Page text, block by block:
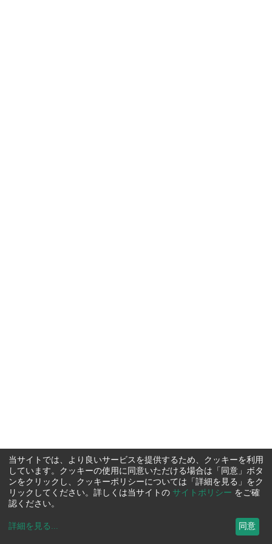
当サイトでは、より良いサービスを提供するため、クッキーを利用
しています。クッキーの使用に同意いただける場合は「同意」ボタ
ンをクリックし、クッキーポリシーについては「詳細を見る」をク
リックしてください。詳しくは当サイトの サイトポリシー をご確
認ください。
詳細を見る ... 同意